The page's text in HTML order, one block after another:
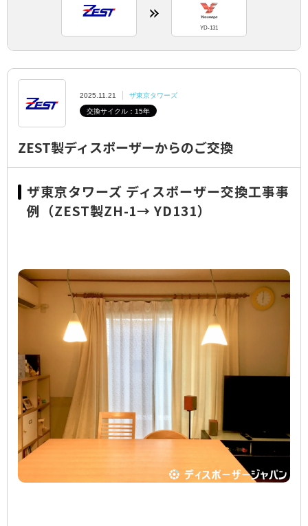
YD-131
2025.11.21 ザ東京タワーズ
交換サイクル：15年
ZEST製ディスポーザーからのご交換
ザ東京タワーズ ディスポーザー交換工事事
例（ZEST製ZH-1→ YD131）